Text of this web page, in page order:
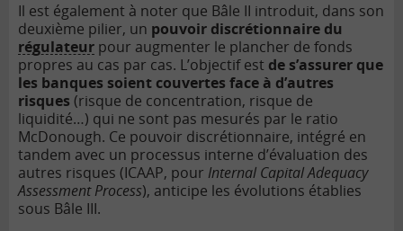
Il est également à noter que Bâle II introduit, dans son
deuxième pilier, un pouvoir discrétionnaire du
régulateur pour augmenter le plancher de fonds
propres au cas par cas. L’objectif est de s’assurer que
les banques soient couvertes face à d’autres
risques (risque de concentration, risque de
liquidité…) qui ne sont pas mesurés par le ratio
McDonough. Ce pouvoir discrétionnaire, intégré en
tandem avec un processus interne d’évaluation des
autres risques (ICAAP, pour Internal Capital Adequacy
Assessment Process), anticipe les évolutions établies
sous Bâle III.